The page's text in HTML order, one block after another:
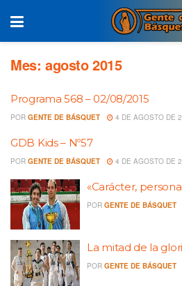
Mes: agosto 2015
Programa 568 – 02/08/2015
POR GENTE DE BÁSQUET 4 DE AGOSTO DE
GDB Kids – Nº57
POR GENTE DE BÁSQUET 4 DE AGOSTO DE
«Carácter,
POR GENTE DE BÁSQUET
La mitad de la
POR GENTE DE BÁSQUET